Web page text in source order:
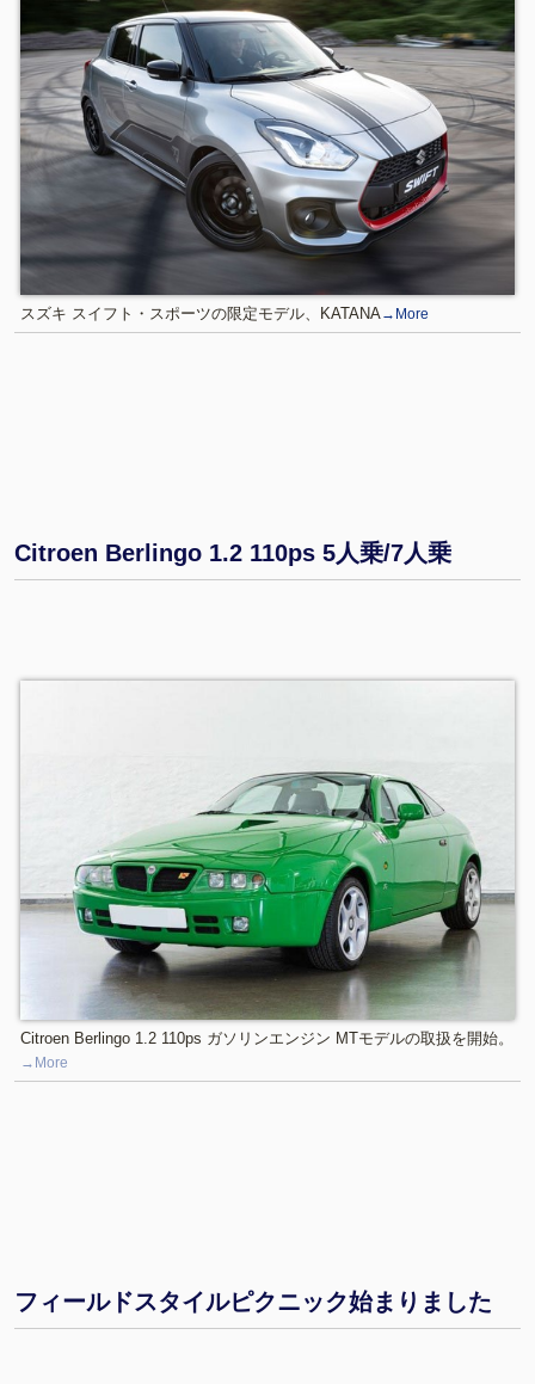
スズキ スイフト・スポーツの限定モデル、KATANA→More
Citroen Berlingo 1.2 110ps 5人乗/7人乗
Citroen Berlingo 1.2 110ps ガソリンエンジン MTモデルの取扱を開始。
→More
フィールドスタイルピクニック始まりました